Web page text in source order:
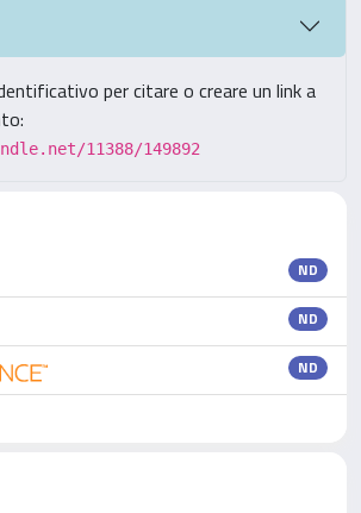
per citare o creare un link a
11388/149892
ND
ND
ND